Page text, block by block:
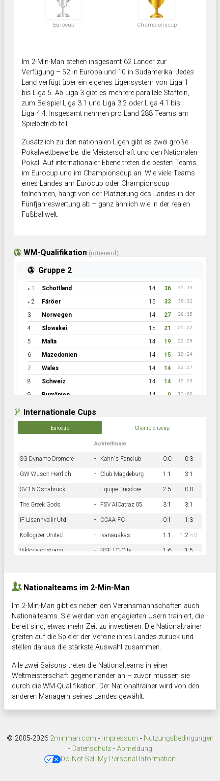
Eurocup Championscup
Im 2-Min-Man stehen insgesamt 62 Länder zur
Verfügung – 52 in Europa und 10 in Südamerika. Jedes
Land verfügt über ein eigenes Ligensystem von Liga 1
bis Liga 5. Ab Liga 3 gibt es mehrere parallele Staffeln,
zum Beispiel Liga 3.1 und Liga 3.2 oder Liga 4.1 bis
Liga 4.4. Insgesamt nehmen pro Land 288 Teams am
Spielbetrieb teil.
Zusätzlich zu den nationalen Ligen gibt es zwei große
Pokalwettbewerbe: die Meisterschaft und den Nationalen
Pokal. Auf internationaler Ebene treten die besten Teams
im Eurocup und im Championscup an. Wie viele Teams
eines Landes am Eurocup oder Championscup
teilnehmen, hängt von der Platzierung des Landes in der
Fünfjahreswertung ab – ganz ähnlich wie in der realen
Fußballwelt.
WM-Qualifikation (rotierend)
Gruppe 2
● 1 Schottland 14 36 45:14
● 2 Färöer 15 33 30:12
3 Norwegen 14 27 26:15
4 Slowakei 15 21 25:22
5 Malta 14 19 22:29
6 Mazedonien 14 15 19:24
7 Wales 14 14 32:27
8 Schweiz 14 14 15:23
9 Rumänien 14 0 12:60
Internationale Cups
Eurocup Championscup
Achtelfinale
SG Dynamo Dromore - Kahn´s Fanclub 0:0 0:3
GW Wusch Herrlich - Club Magdeburg 1:1 3:1
SV 16 Osnabrück - Equipe Tricolore 2:5 0:0
The Greek Gods - FSV AlCatraz 05 3:1 3:1
IF Lisannvellir Utd. - CCAA FC 0:1 1:3
Kollogizer United - Ivanauskas 1:1 1:2 n.V.
Viktoria cristiano - BSF LO-City 1:6 1:5
Nationalteams im 2-Min-Man
Im 2-Min-Man gibt es neben den Vereinsmannschaften auch
Nationalteams. Sie werden von engagierten Usern trainiert, die
bereit sind, etwas mehr Zeit zu investieren. Die Nationaltrainer
greifen auf die Spieler der Vereine ihres Landes zurück und
stellen daraus die stärkste Auswahl zusammen.
Alle zwei Saisons treten die Nationalteams in einer
Weltmeisterschaft gegeneinander an – zuvor müssen sie
durch die WM-Qualifikation. Der Nationaltrainer wird von den
anderen Managern seines Landes gewählt.
© 2005-2026 2minman.com - Impressum - Nutzungsbedingungen
- Datenschutz- Abmeldung
Do Not Sell My Personal Information